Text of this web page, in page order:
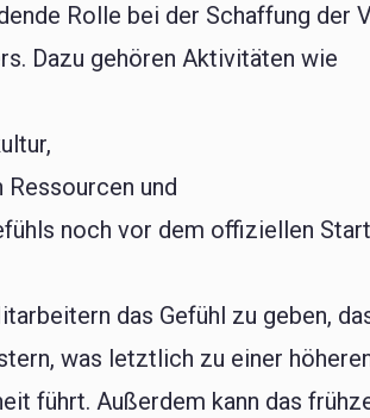
Rolle bei der Schaffung der
Dazu gehören Aktivitäten wie
und
noch vor dem offiziellen
das Gefühl zu geben,
was letztlich zu einer
führt. Außerdem kann das